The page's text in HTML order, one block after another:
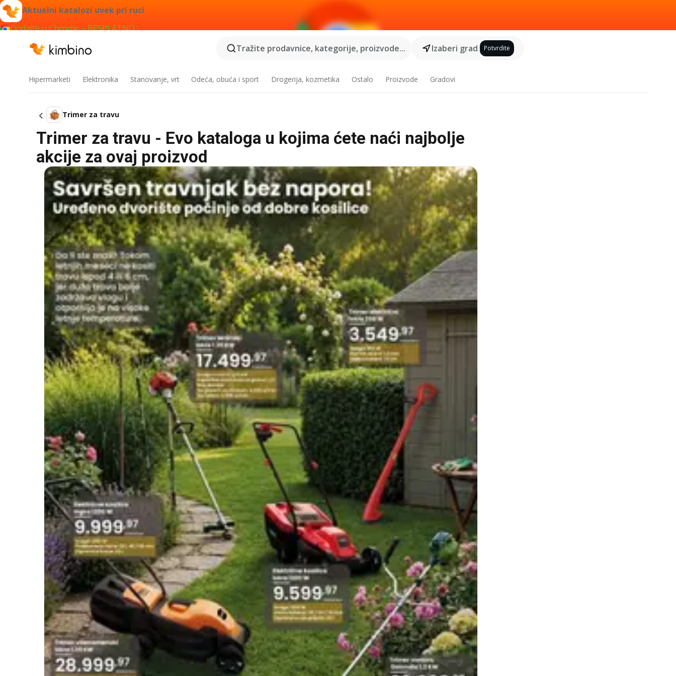
Aktuelni katalozi uvek pri ruci
Dodajte u Chrome – BESPLATNO
Tražite prodavnice, kategorije, proizvode...
Izaberi grad Potvrdite
Hipermarketi Elektronika Stanovanje, vrt Odeća, obuća i sport Drogerija, kozmetika Ostalo Proizvode Gradovi
Trimer za travu
Trimer za travu - Evo kataloga u kojima ćete naći najbolje
akcije za ovaj proizvod